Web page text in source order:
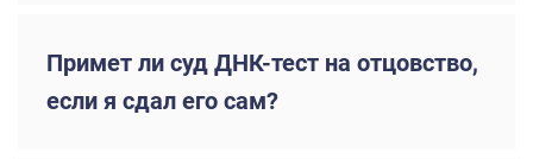
Примет ли суд ДНК-тест на отцовство,
если я сдал его сам?